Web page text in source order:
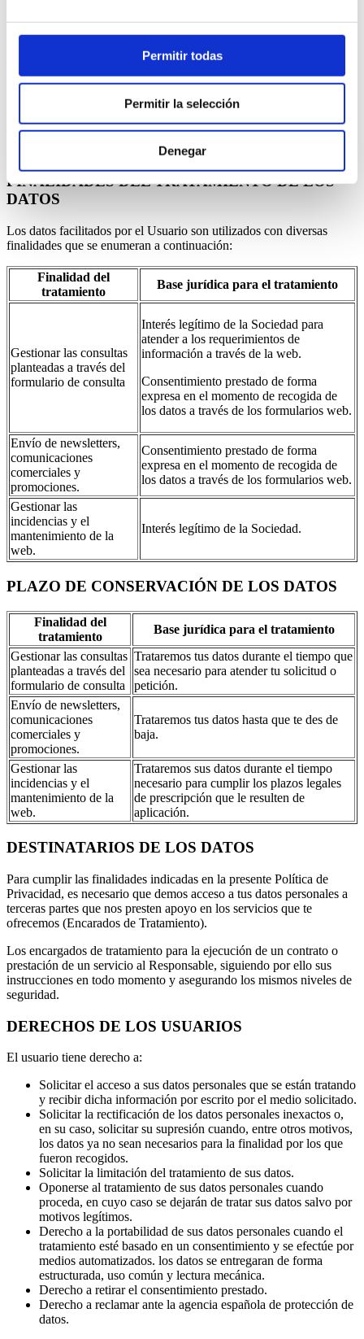
Permitir todas
Permitir la selección
Denegar
ANBASA SERVIOBRAS, S.A.
Domicilio: POL. TXAKO EDIFICIO TXAKO 1 BAJO - 48480
Inscrito en el Registro Mercantil de Vizcaya, Tomo 1802, Folio 50,
Hoja BI-1818(A), Inscripción 14ª, Fecha 17 de enero de 2011
Teléfono: 946710550
andamios@anbasaserviobras.com
FINALIDADES DEL TRATAMIENTO DE LOS
DATOS
Los datos facilitados por el Usuario son utilizados con diversas
finalidades que se enumeran a continuación:
Finalidad del
tratamiento
Base jurídica para el tratamiento
Gestionar las consultas
planteadas a través del
formulario de consulta
Interés legítimo de la Sociedad para
atender a los requerimientos de
información a través de la web.
Consentimiento prestado de forma
expresa en el momento de recogida de
los datos a través de los formularios web.
Envío de newsletters,
comunicaciones
comerciales y
promociones.
Consentimiento prestado de forma
expresa en el momento de recogida de
los datos a través de los formularios web.
Gestionar las
incidencias y el
mantenimiento de la
web.
Interés legítimo de la Sociedad.
PLAZO DE CONSERVACIÓN DE LOS DATOS
Finalidad del
tratamiento
Base jurídica para el tratamiento
Gestionar las consultas
planteadas a través del
formulario de consulta
Trataremos tus datos durante el tiempo que
sea necesario para atender tu solicitud o
petición.
Envío de newsletters,
comunicaciones
comerciales y
promociones.
Trataremos tus datos hasta que te des de
baja.
Gestionar las
incidencias y el
mantenimiento de la
web.
Trataremos sus datos durante el tiempo
necesario para cumplir los plazos legales
de prescripción que le resulten de
aplicación.
DESTINATARIOS DE LOS DATOS
Para cumplir las finalidades indicadas en la presente Política de
Privacidad, es necesario que demos acceso a tus datos personales a
terceras partes que nos presten apoyo en los servicios que te
ofrecemos (Encarados de Tratamiento).
Los encargados de tratamiento para la ejecución de un contrato o
prestación de un servicio al Responsable, siguiendo por ello sus
instrucciones en todo momento y asegurando los mismos niveles de
seguridad.
DERECHOS DE LOS USUARIOS
El usuario tiene derecho a:
Solicitar el acceso a sus datos personales que se están tratando
y recibir dicha información por escrito por el medio solicitado.
Solicitar la rectificación de los datos personales inexactos o,
en su caso, solicitar su supresión cuando, entre otros motivos,
los datos ya no sean necesarios para la finalidad por los que
fueron recogidos.
Solicitar la limitación del tratamiento de sus datos.
Oponerse al tratamiento de sus datos personales cuando
proceda, en cuyo caso se dejarán de tratar sus datos salvo por
motivos legítimos.
Derecho a la portabilidad de sus datos personales cuando el
tratamiento esté basado en un consentimiento y se efectúe por
medios automatizados. los datos se entregaran de forma
estructurada, uso común y lectura mecánica.
Derecho a retirar el consentimiento prestado.
Derecho a reclamar ante la agencia española de protección de
datos.